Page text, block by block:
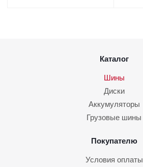
Каталог
Шины
Диски
Аккумуляторы
Грузовые шины
Покупателю
Условия оплаты